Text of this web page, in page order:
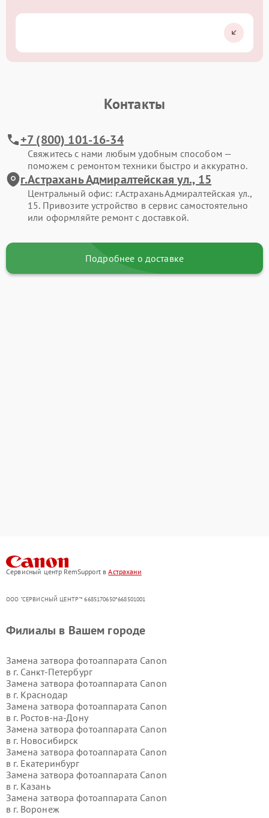
Контакты
+7 (800) 101-16-34
Свяжитесь с нами любым удобным способом —
поможем с ремонтом техники быстро и аккуратно.
г.Астрахань Адмиралтейская ул., 15
Центральный офис: г.Астрахань Адмиралтейская ул.,
15. Привозите устройство в сервис самостоятельно
или оформляйте ремонт с доставкой.
Подробнее о доставке
Сервисный центр RemSupport вАстрахани
ООО "СЕРВИСНЫЙ ЦЕНТР"* 6685170650*668501001
Филиалы в Вашем городе
Замена затвора фотоаппарата Canon
в г. Санкт-Петербург
Замена затвора фотоаппарата Canon
в г. Краснодар
Замена затвора фотоаппарата Canon
в г. Ростов-на-Дону
Замена затвора фотоаппарата Canon
в г. Новосибирск
Замена затвора фотоаппарата Canon
в г. Екатеринбург
Замена затвора фотоаппарата Canon
в г. Казань
Замена затвора фотоаппарата Canon
в г. Воронеж